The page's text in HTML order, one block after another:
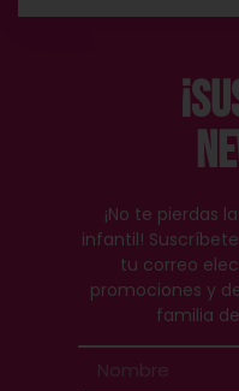
¡No te pierdas
infantil!
tu correo
promociones y
familia